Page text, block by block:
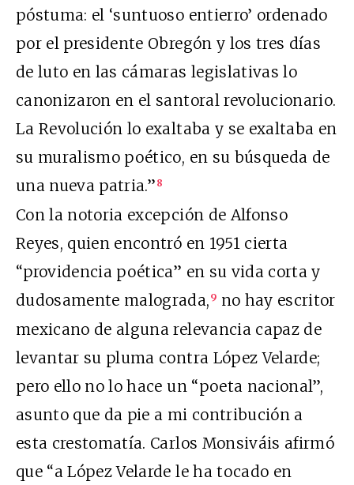
póstuma: el ‘suntuoso entierro’ ordenado
por el presidente Obregón y los tres días
de luto en las cámaras legislativas lo
canonizaron en el santoral revolucionario.
La Revolución lo exaltaba y se exaltaba en
su muralismo poético, en su búsqueda de
una nueva patria.” 8
Con la notoria excepción de Alfonso
Reyes, quien encontró en 1951 cierta
“providencia poética” en su vida corta y
dudosamente malograda, 9 no hay escritor
mexicano de alguna relevancia capaz de
levantar su pluma contra López Velarde;
pero ello no lo hace un “poeta nacional”,
asunto que da pie a mi contribución a
esta crestomatía. Carlos Monsiváis afirmó
que “a López Velarde le ha tocado en